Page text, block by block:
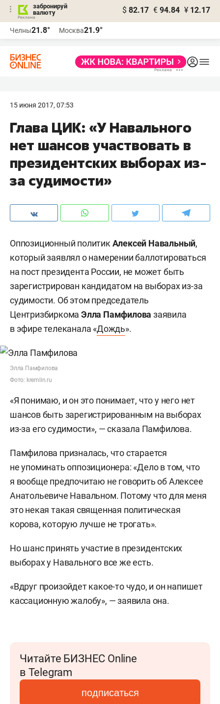
забронируй
валюту
$ 82.17 € 94.84 ¥ 12.17
Челны21.8° Москва21.9°
15 июня 2017, 07:53
Глава ЦИК: «У Навального
нет шансов участвовать в
президентских выборах из-
за судимости»
Оппозиционный политик Алексей Навальный,
который заявлял о намерении баллотироваться
на пост президента России, не может быть
зарегистрирован кандидатом на выборах из-за
судимости. Об этом председатель
ЦентризбиркомаЭлла Памфилова заявила
в эфире телеканала «Дождь».
Элла Памфилова
Фото: kremlin.ru
«Я понимаю, и он это понимает, что у него нет
шансов быть зарегистрированным на выборах
из-за его судимости», — сказала Памфилова.
Памфилова призналась, что старается
не упоминать оппозиционера: «Дело в том, что
я вообще предпочитаю не говорить об Алексее
Анатольевиче Навальном. Потому что для меня
это некая такая священная политическая
корова, которую лучше не трогать».
Но шанс принять участие в президентских
выборах у Навального все же есть.
«Вдруг произойдет какое-то чудо, и он напишет
кассационную жалобу», — заявила она.
Читайте БИЗНЕС Online
в Telegram
подписаться